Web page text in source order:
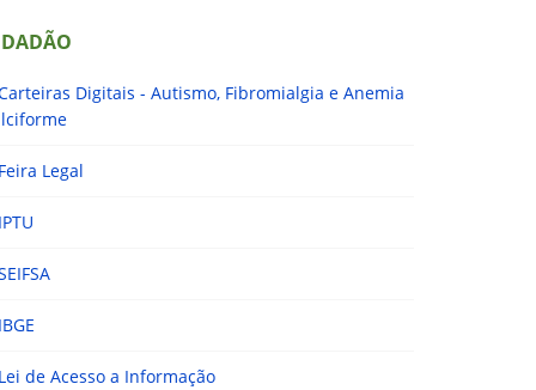
Digitais - Autismo, Fibromialgia e Anemia
Legal
de Acesso a Informação